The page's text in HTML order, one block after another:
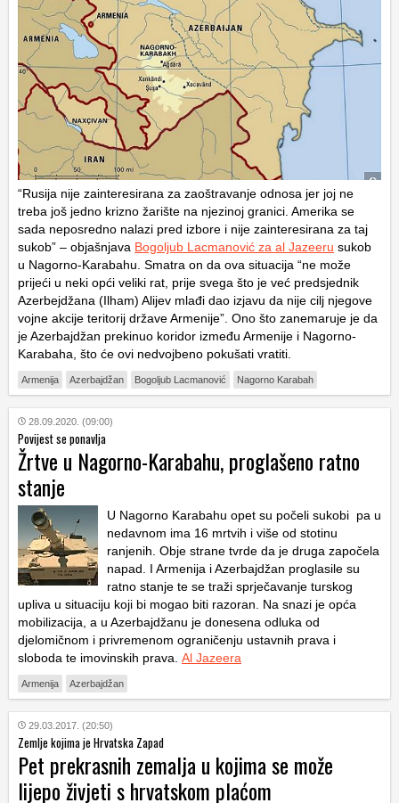
“Rusija nije zainteresirana za zaoštravanje odnosa jer joj ne
treba još jedno krizno žarište na njezinoj granici. Amerika se
sada neposredno nalazi pred izbore i nije zainteresirana za taj
sukob” – objašnjava Bogoljub Lacmanović za al Jazeeru sukob
u Nagorno-Karabahu. Smatra on da ova situacija “ne može
prijeći u neki opći veliki rat, prije svega što je već predsjednik
Azerbejdžana (Ilham) Alijev mlađi dao izjavu da nije cilj njegove
vojne akcije teritorij države Armenije”. Ono što zanemaruje je da
je Azerbajdžan prekinuo koridor između Armenije i Nagorno-
Karabaha, što će ovi nedvojbeno pokušati vratiti.
Armenija Azerbajdžan Bogoljub Lacmanović Nagorno Karabah
28.09.2020. (09:00)
Povijest se ponavlja
Žrtve u Nagorno-Karabahu, proglašeno ratno
stanje
U Nagorno Karabahu opet su počeli sukobi pa u
nedavnom ima 16 mrtvih i više od stotinu
ranjenih. Obje strane tvrde da je druga započela
napad. I Armenija i Azerbajdžan proglasile su
ratno stanje te se traži sprječavanje turskog
upliva u situaciju koji bi mogao biti razoran. Na snazi je opća
mobilizacija, a u Azerbajdžanu je donesena odluka od
djelomičnom i privremenom ograničenju ustavnih prava i
sloboda te imovinskih prava. Al Jazeera
Armenija Azerbajdžan
29.03.2017. (20:50)
Zemlje kojima je Hrvatska Zapad
Pet prekrasnih zemalja u kojima se može
lijepo živjeti s hrvatskom plaćom